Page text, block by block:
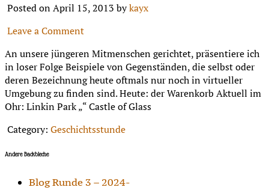
Posted on April 15, 2013 bykayx
Leave a Comment
An unsere jüngeren Mitmenschen gerichtet, präsentiere ich
in loser Folge Beispiele von Gegenständen, die selbst oder
deren Bezeichnung heute oftmals nur noch in virtueller
Umgebung zu finden sind. Heute: der Warenkorb Aktuell im
Ohr: Linkin Park „“ Castle of Glass
Category: Geschichtsstunde
Andere Backbleche
Blog Runde 3 – 2024-